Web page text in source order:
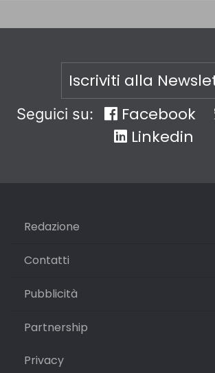
Iscriviti alla
Seguici su: Facebook
Linkedin
Redazione
Contatti
Pubblicità
Partnership
Privacy